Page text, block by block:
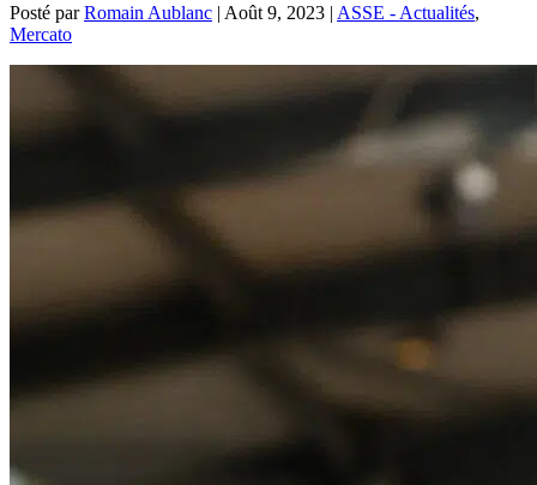
Posté parRomain Aublanc | Août 9, 2023 | ASSE - Actualités,
Mercato